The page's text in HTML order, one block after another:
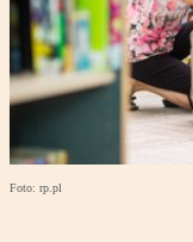
Foto: rp.pl